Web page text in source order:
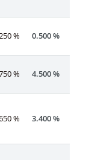
% 0.500 %
% 4.500 %
% 3.400 %